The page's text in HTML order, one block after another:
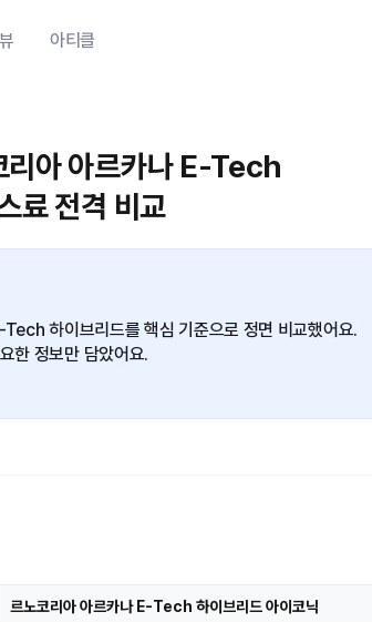
아티클
리아 아르카나 E-Tech
료 전격 비교
하이브리드를 핵심 기준으로 정면 비교했어요.
한 정보만 담았어요.
르노코리아 아르카나 E-Tech 하이브리드 아이코닉